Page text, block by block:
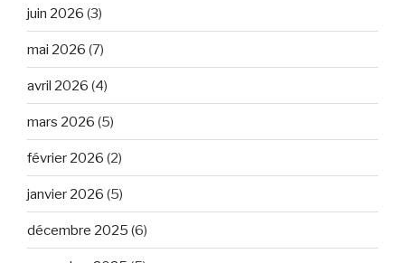
juin 2026 (3)
mai 2026 (7)
avril 2026 (4)
mars 2026 (5)
février 2026 (2)
janvier 2026 (5)
décembre 2025 (6)